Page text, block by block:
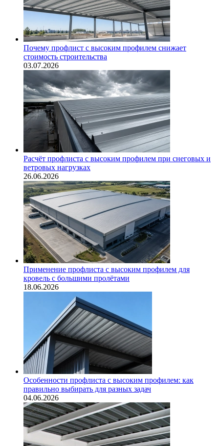
Почему профлист с высоким профилем снижает
стоимость строительства
03.07.2026
Расчёт профлиста с высоким профилем при снеговых и
ветровых нагрузках
26.06.2026
Применение профлиста с высоким профилем для
кровель с большими пролётами
18.06.2026
Особенности профлиста с высоким профилем: как
правильно выбирать для разных задач
04.06.2026